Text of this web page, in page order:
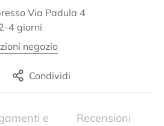
Via Padula 4
4 giorni
negozio
Condividi
e
Recensioni
your age